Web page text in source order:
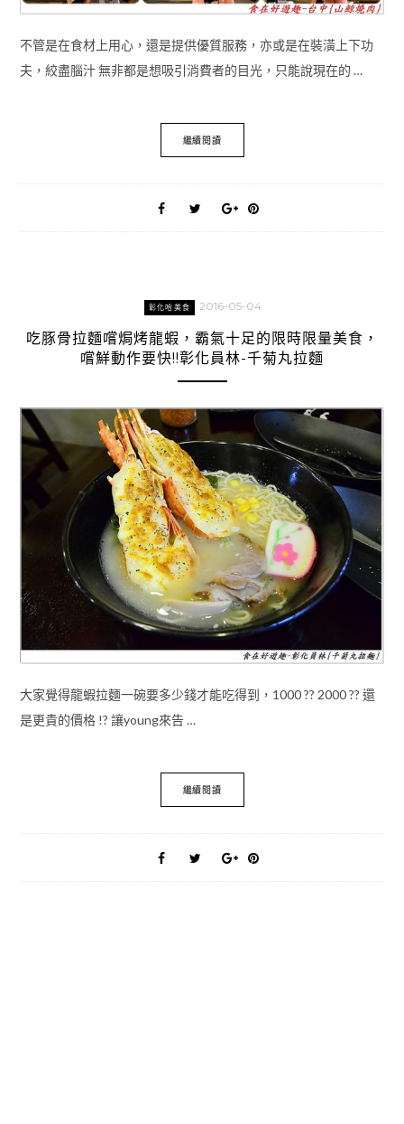
不管是在食材上用心，還是提供優質服務，亦或是在裝潢上下功
夫，絞盡腦汁 無非都是想吸引消費者的目光，只能說現在的 …
繼續閱讀
彰化哈美食 2016-05-04
吃豚骨拉麵嚐焗烤龍蝦，霸氣十足的限時限量美食，
嚐鮮動作要快!!彰化員林-千菊丸拉麵
大家覺得龍蝦拉麵一碗要多少錢才能吃得到，1000 ?? 2000 ?? 還
是更貴的價格 !? 讓young來告 …
繼續閱讀